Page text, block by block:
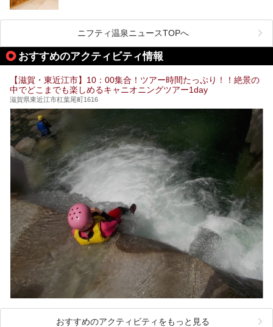
旅行やお出かけのついではもちろん、近隣にお住いの方はぜ
ひ気軽に立ち寄ってみてくださいね。
ニフティ温泉ニュースTOPへ
おすすめのアクティビティ情報
【滋賀・東近江市】10：00集合！ツアー時間たっぷり！！絶景の
中でどこまでも楽しめるキャニオニングツアー1day
滋賀県東近江市杠葉尾町1616
おすすめのアクティビティをもっと見る